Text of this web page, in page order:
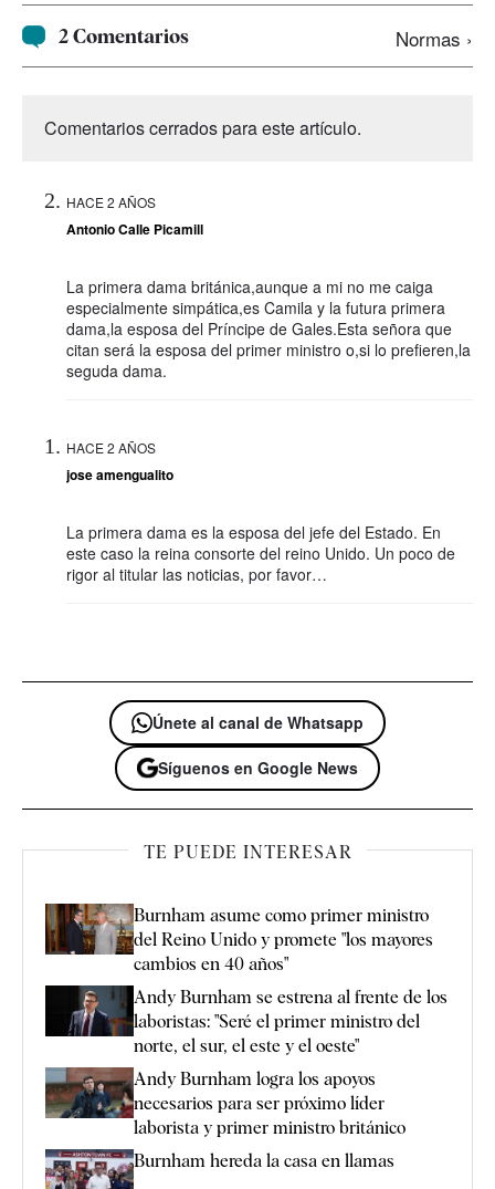
2 Comentarios Normas ›
Comentarios cerrados para este artículo.
HACE 2 AÑOS
Antonio Calle Picamill
La primera dama británica,aunque a mi no me caiga
especialmente simpática,es Camila y la futura primera
dama,la esposa del Príncipe de Gales.Esta señora que
citan será la esposa del primer ministro o,si lo prefieren,la
seguda dama.
HACE 2 AÑOS
jose amengualito
La primera dama es la esposa del jefe del Estado. En
este caso la reina consorte del reino Unido. Un poco de
rigor al titular las noticias, por favor…
Únete al canal de Whatsapp
Síguenos en Google News
TE PUEDE INTERESAR
Burnham asume como primer ministro
del Reino Unido y promete "los mayores
cambios en 40 años"
Andy Burnham se estrena al frente de los
laboristas: "Seré el primer ministro del
norte, el sur, el este y el oeste"
Andy Burnham logra los apoyos
necesarios para ser próximo líder
laborista y primer ministro británico
Burnham hereda la casa en llamas